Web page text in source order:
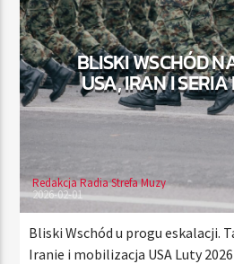
TERAZ
RADIO STREFA
21:00
Radio Strefa Muzy
BLISKI WSCHÓD
USA, IRAN I
Redakcja Radia Strefa Muzy
2026-02-01
Bliski Wschód u progu eskalacji.
Iranie i mobilizacja USA Luty